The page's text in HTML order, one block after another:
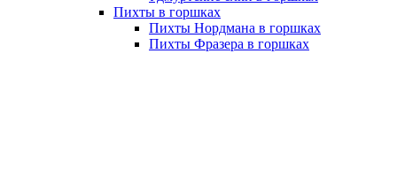
Пихты в горшках
Пихты Нордмана в горшках
Пихты Фразера в горшках